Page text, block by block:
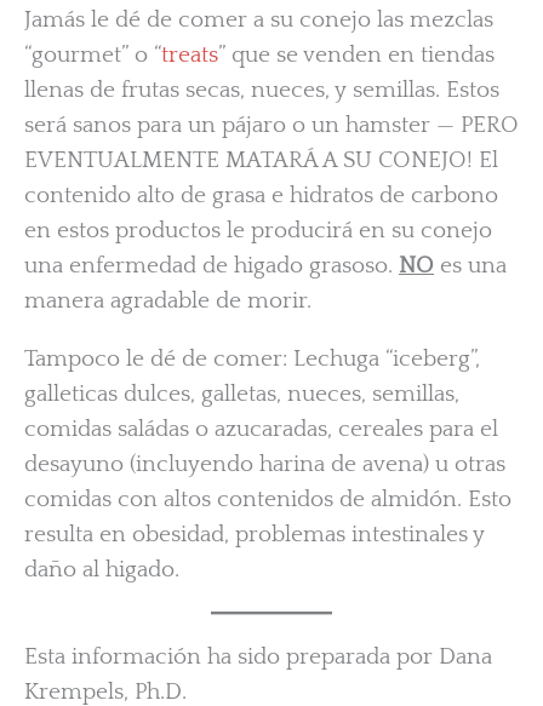
Jamás le dé de comer a su conejo las mezclas
“gourmet” o “treats” que se venden en tiendas
llenas de frutas secas, nueces, y semillas. Estos
será sanos para un pájaro o un hamster — PERO
EVENTUALMENTE MATARÁ A SU CONEJO! El
contenido alto de grasa e hidratos de carbono
en estos productos le producirá en su conejo
una enfermedad de higado grasoso. NO es una
manera agradable de morir.
Tampoco le dé de comer: Lechuga “iceberg”,
galleticas dulces, galletas, nueces, semillas,
comidas saládas o azucaradas, cereales para el
desayuno (incluyendo harina de avena) u otras
comidas con altos contenidos de almidón. Esto
resulta en obesidad, problemas intestinales y
daño al higado.
Esta información ha sido preparada por Dana
Krempels, Ph.D.